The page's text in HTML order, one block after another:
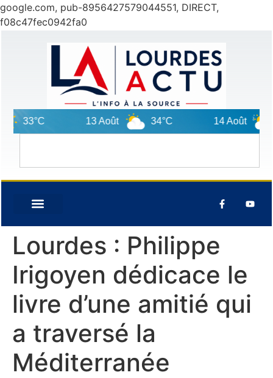
google.com, pub-8956427579044551, DIRECT,
f08c47fec0942fa0
33°C 13 Août 34°C 14 Août
Lourdes : Philippe
Irigoyen dédicace le
livre d’une amitié qui
a traversé la
Méditerranée